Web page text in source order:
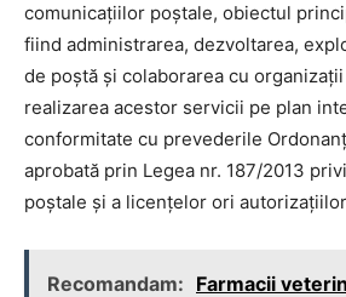
comunicaţiilor poştale, obiectul
fiind administrarea, dezvoltarea,
de poştă şi colaborarea cu
realizarea acestor servicii pe plan
conformitate cu prevederile
aprobată prin Legea nr. 187/2013
poştale şi a licenţelor ori
Recomandam: Farmacii